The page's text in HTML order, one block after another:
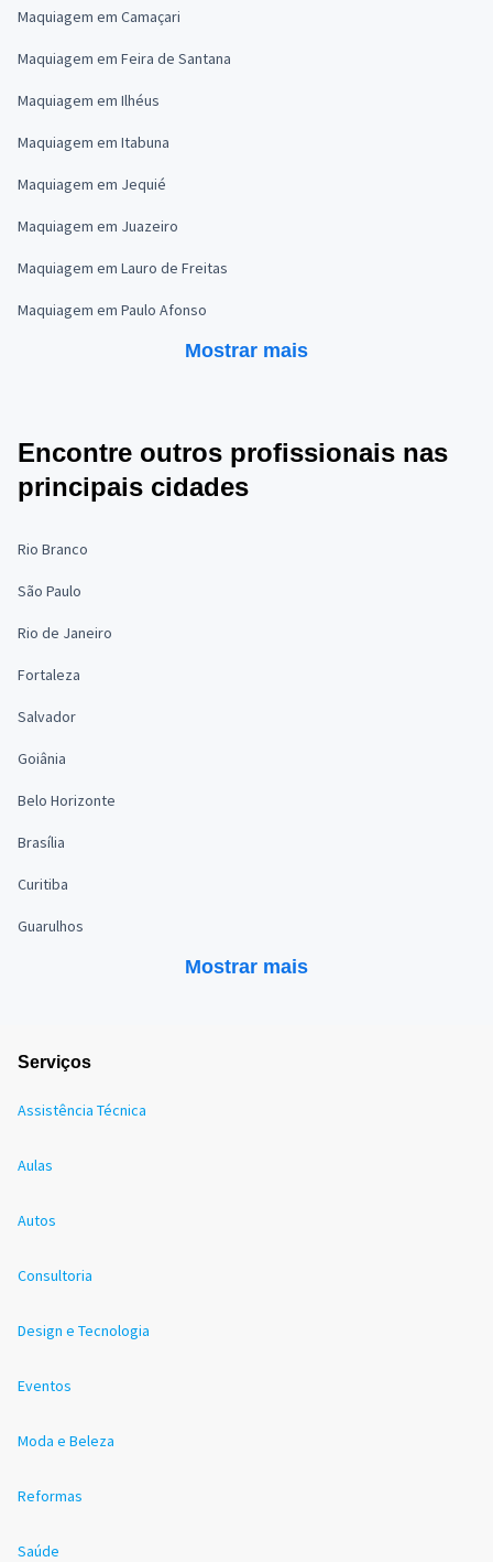
Maquiagem em Camaçari
Maquiagem em Feira de Santana
Maquiagem em Ilhéus
Maquiagem em Itabuna
Maquiagem em Jequié
Maquiagem em Juazeiro
Maquiagem em Lauro de Freitas
Maquiagem em Paulo Afonso
Mostrar mais
Encontre outros profissionais nas
principais cidades
Rio Branco
São Paulo
Rio de Janeiro
Fortaleza
Salvador
Goiânia
Belo Horizonte
Brasília
Curitiba
Guarulhos
Mostrar mais
Serviços
Assistência Técnica
Aulas
Autos
Consultoria
Design e Tecnologia
Eventos
Moda e Beleza
Reformas
Saúde